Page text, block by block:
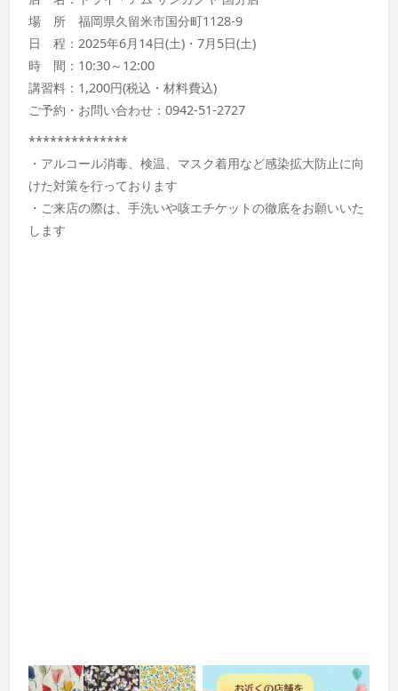
場 所 福岡県久留米市国分町1128-9
日 程：2025年6月14日(土)・7月5日(土)
時 間：10:30～12:00
講習料：1,200円(税込・材料費込)
ご予約・お問い合わせ：0942-51-2727
**************
・アルコール消毒、検温、マスク着用など感染拡大防止に向
けた対策を行っております
・ご来店の際は、手洗いや咳エチケットの徹底をお願いいた
します